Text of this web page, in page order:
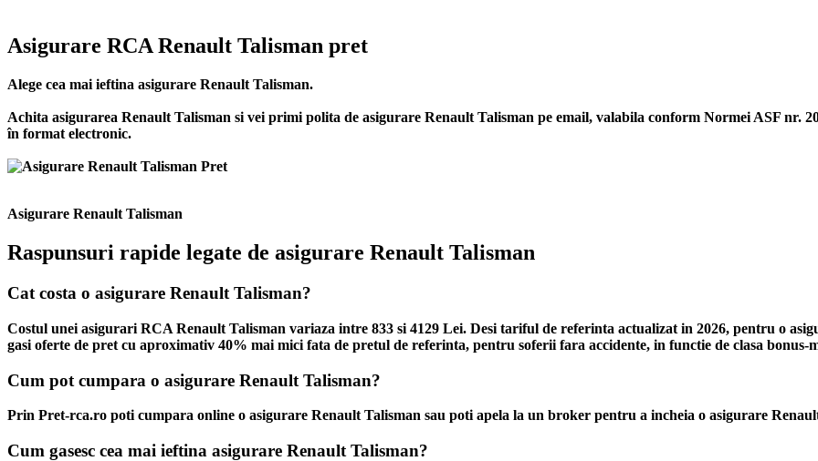
Asigurare RCA Renault Talisman pret
Alege cea mai ieftina asigurare Renault Talisman.
Achita asigurarea Renault Talisman si vei primi polita de asigurare Renault Talisman pe email, valabila conform Normei ASF nr.
în format electronic.
Asigurare Renault Talisman
Raspunsuri rapide legate de asigurare Renault Talisman
Cat costa o asigurare Renault Talisman?
Costul unei asigurari RCA Renault Talisman variaza intre 833 si 4129 Lei. Desi tariful de referinta actualizat in 2026, pentru o
gasi oferte de pret cu aproximativ 40% mai mici fata de pretul de referinta, pentru soferii fara accidente, in functie de clasa bonus-
Cum pot cumpara o asigurare Renault Talisman?
Prin Pret-rca.ro poti cumpara online o asigurare Renault Talisman sau poti apela la un broker pentru a incheia o asigurare
Cum gasesc cea mai ieftina asigurare Renault Talisman?